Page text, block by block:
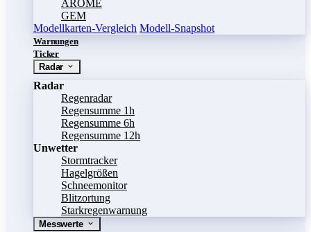
AROME
GEM
Modellkarten-Vergleich Modell-Snapshot
Warnungen
Ticker
Radar
Radar
Regenradar
Regensumme 1h
Regensumme 6h
Regensumme 12h
Unwetter
Stormtracker
Hagelgrößen
Schneemonitor
Blitzortung
Starkregenwarnung
Messwerte